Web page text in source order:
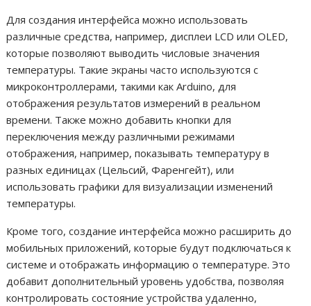
Для создания интерфейса можно использовать
различные средства, например, дисплеи LCD или OLED,
которые позволяют выводить числовые значения
температуры. Такие экраны часто используются с
микроконтроллерами, такими как Arduino, для
отображения результатов измерений в реальном
времени. Также можно добавить кнопки для
переключения между различными режимами
отображения, например, показывать температуру в
разных единицах (Цельсий, Фаренгейт), или
использовать графики для визуализации изменений
температуры.
Кроме того, создание интерфейса можно расширить до
мобильных приложений, которые будут подключаться к
системе и отображать информацию о температуре. Это
добавит дополнительный уровень удобства, позволяя
контролировать состояние устройства удаленно,